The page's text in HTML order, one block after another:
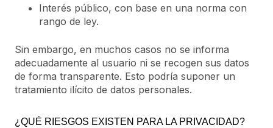
Interés público, con base en una norma con
rango de ley.
Sin embargo, en muchos casos no se informa
adecuadamente al usuario ni se recogen sus datos
de forma transparente. Esto podría suponer un
tratamiento ilícito de datos personales.
¿QUÉ RIESGOS EXISTEN PARA LA PRIVACIDAD?